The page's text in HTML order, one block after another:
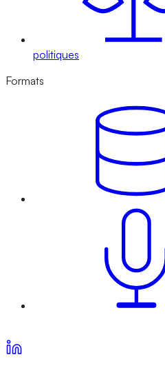
politiques
Formats